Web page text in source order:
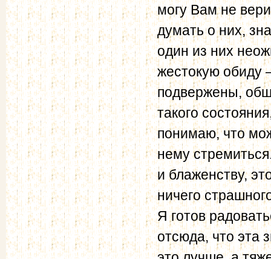
могу Вам не
думать о них,
один из них
жестокую обиду
подвержены,
такого
понимаю, что
нему
и блаженству,
ничего
Я готов
отсюда, что эта